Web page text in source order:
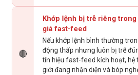
🔴
Khớp lệnh bị trễ riêng
giá fast-feed
Nếu khớp lệnh bình thường
động thấp nhưng luôn bị trễ
tín hiệu fast-feed kích hoạt, hệ
giới đang nhận diện và bóp